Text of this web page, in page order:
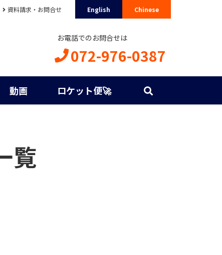
資料請求・お問合せ English Chinese
お電話でのお問合せは
072-976-0387
動画 ロケット便🚀
覧